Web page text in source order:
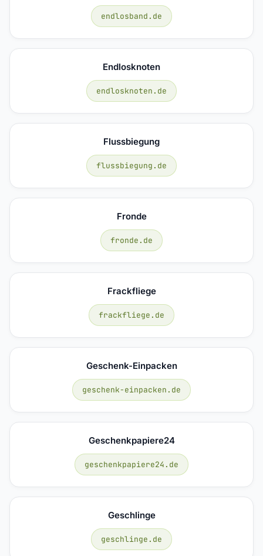
endlosband.de
Endlosknoten
endlosknoten.de
Flussbiegung
flussbiegung.de
Fronde
fronde.de
Frackfliege
frackfliege.de
Geschenk-Einpacken
geschenk-einpacken.de
Geschenkpapiere24
geschenkpapiere24.de
Geschlinge
geschlinge.de